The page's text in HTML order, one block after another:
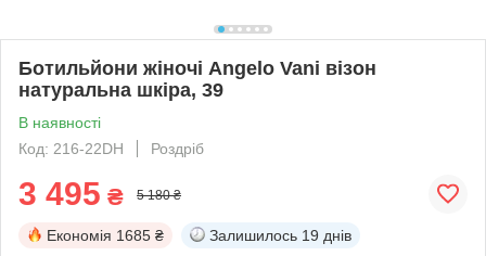
Ботильйони жіночі Angelo Vani візон
натуральна шкіра, 39
В наявності
Код: 216-22DH
Роздріб
3 495 ₴ 5 180 ₴
Економія 1685 ₴ Залишилось 19 днів